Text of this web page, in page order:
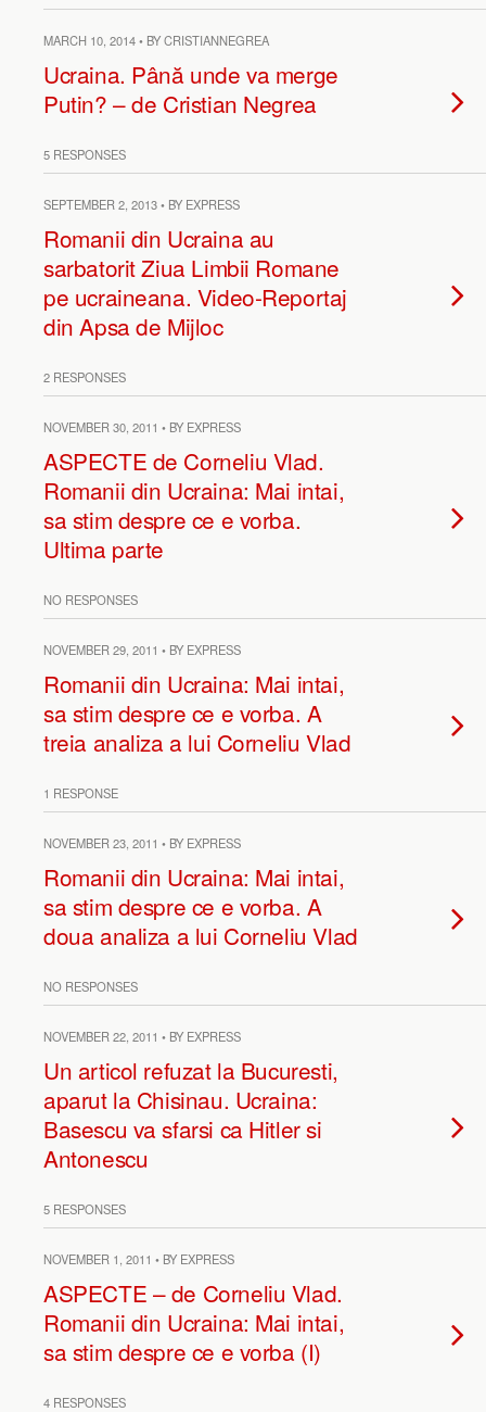
MARCH 10, 2014 • BY CRISTIANNEGREA
Ucraina. Până unde va merge
Putin? – de Cristian Negrea
5 RESPONSES
SEPTEMBER 2, 2013 • BY EXPRESS
Romanii din Ucraina au
sarbatorit Ziua Limbii Romane
pe ucraineana. Video-Reportaj
din Apsa de Mijloc
2 RESPONSES
NOVEMBER 30, 2011 • BY EXPRESS
ASPECTE de Corneliu Vlad.
Romanii din Ucraina: Mai intai,
sa stim despre ce e vorba.
Ultima parte
NO RESPONSES
NOVEMBER 29, 2011 • BY EXPRESS
Romanii din Ucraina: Mai intai,
sa stim despre ce e vorba. A
treia analiza a lui Corneliu Vlad
1 RESPONSE
NOVEMBER 23, 2011 • BY EXPRESS
Romanii din Ucraina: Mai intai,
sa stim despre ce e vorba. A
doua analiza a lui Corneliu Vlad
NO RESPONSES
NOVEMBER 22, 2011 • BY EXPRESS
Un articol refuzat la Bucuresti,
aparut la Chisinau. Ucraina:
Basescu va sfarsi ca Hitler si
Antonescu
5 RESPONSES
NOVEMBER 1, 2011 • BY EXPRESS
ASPECTE – de Corneliu Vlad.
Romanii din Ucraina: Mai intai,
sa stim despre ce e vorba (I)
4 RESPONSES